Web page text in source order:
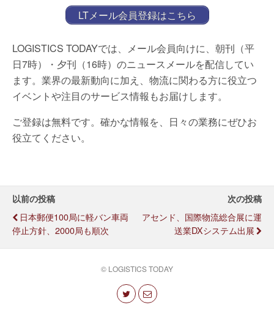
LTメール会員登録はこちら
LOGISTICS TODAYでは、メール会員向けに、朝刊（平
日7時）・夕刊（16時）のニュースメールを配信してい
ます。業界の最新動向に加え、物流に関わる方に役立つ
イベントや注目のサービス情報もお届けします。
ご登録は無料です。確かな情報を、日々の業務にぜひお
役立てください。
以前の投稿
日本郵便100局に軽バン車両
停止方針、2000局も順次
次の投稿
アセンド、国際物流総合展に運
送業DXシステム出展
© LOGISTICS TODAY